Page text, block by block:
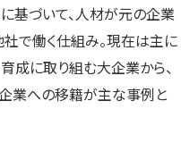
基づいて、人材が元の企業
で働く仕組み。現在は主に
成に取り組む大企業から、
業への移籍が主な事例と